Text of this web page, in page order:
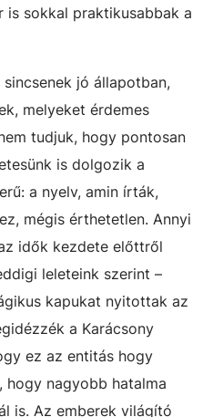
is sokkal praktikusabbak a
jó állapotban,
melyeket érdemes
tudjuk, hogy pontosan
is dolgozik a
a nyelv, amin írták,
mégis érthetetlen. Annyi
idők kezdete előttről
leleteink szerint –
kapukat nyitottak az
a Karácsony
ez az entitás hogy
nagyobb hatalma
is. Az emberek világító